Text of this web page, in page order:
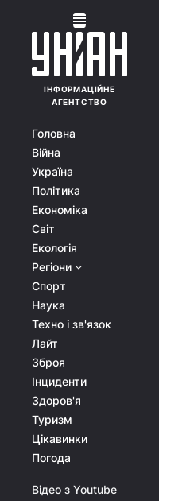
ІНФОРМАЦІЙНЕ
АГЕНТСТВО
Головна
Війна
Україна
Політика
Економіка
Світ
Екологія
Регіони
Спорт
Наука
Техно і зв'язок
Лайт
Зброя
Інциденти
Здоров'я
Туризм
Цікавинки
Погода
Відео з Youtube